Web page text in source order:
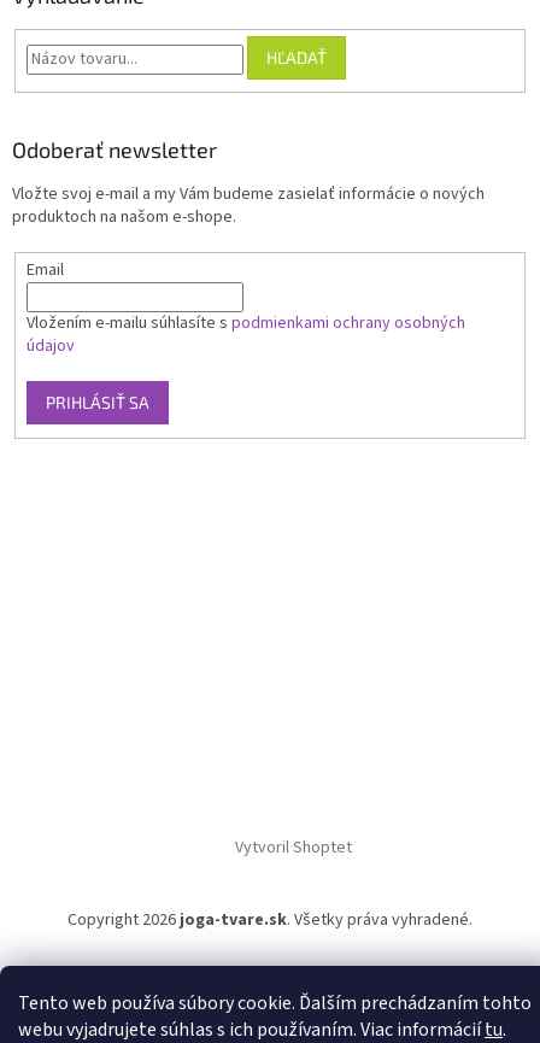
Tento web používa súbory cookie. Ďalším prechádzaním tohto
webu vyjadrujete súhlas s ich používaním. Viac informáciítu.
HĽADAŤ
Odoberať newsletter
Vložte svoj e-mail a my Vám budeme zasielať informácie o nových
produktoch na našom e-shope.
Email
Vložením e-mailu súhlasíte s podmienkami ochrany osobných
údajov
PRIHLÁSIŤ SA
Vytvoril Shoptet
Copyright 2026 joga-tvare.sk. Všetky práva vyhradené.